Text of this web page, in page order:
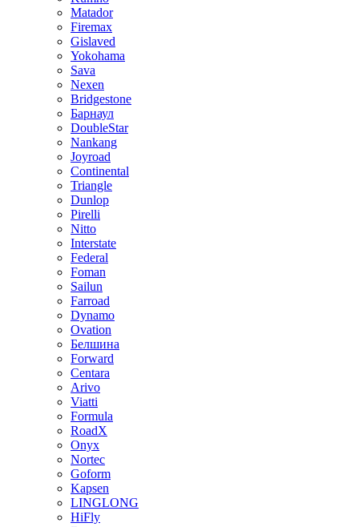
Matador
Firemax
Gislaved
Yokohama
Sava
Nexen
Bridgestone
Барнаул
DoubleStar
Nankang
Joyroad
Continental
Triangle
Dunlop
Pirelli
Nitto
Interstate
Federal
Foman
Sailun
Farroad
Dynamo
Ovation
Белшина
Forward
Centara
Arivo
Viatti
Formula
RoadX
Onyx
Nortec
Goform
Kapsen
LINGLONG
HiFly